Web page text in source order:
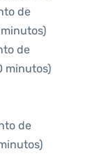
de
de
minutos)
de